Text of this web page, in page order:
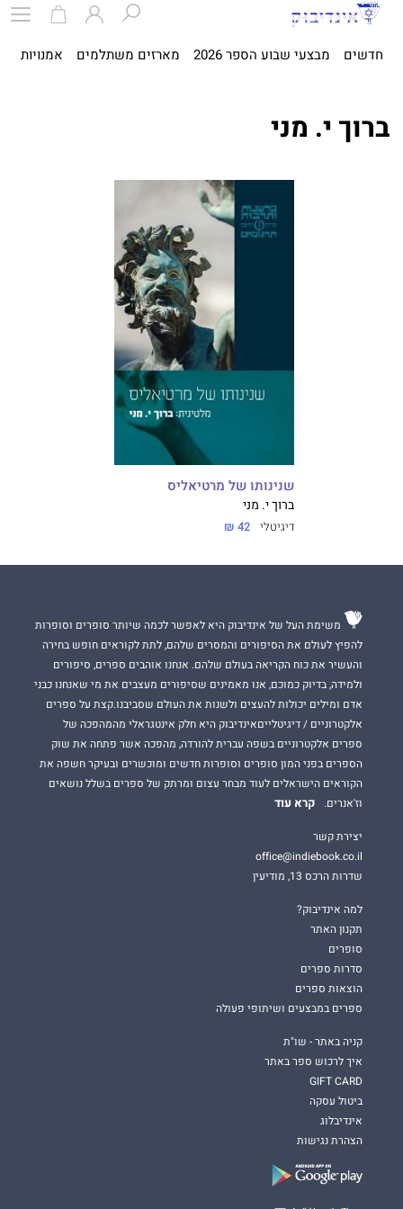
חדשים מבצעי שבוע הספר 2026 מארזים משתלמים אמנויות
ברוך י. מני
שנינותו של מרטיאליס
ברוך י. מני
דיגיטלי 42 ₪
משימת העל של אינדיבוק היא לאפשר לכמה שיותר סופרים וסופרות
להפיץ לעולם את הסיפורים והמסרים שלהם, לתת לקוראים חופש בחירה
והעשיר את כוח הקריאה בעולם שלהם. אנחנו אוהבים ספרים, סיפורים
ולמידה, בדיוק כמוכם, אנו מאמינים שסיפורים מעצבים את מי שאנחנו כבני
אדם ומילים יכולות להעצים ולשנות את העולם שסביבנו.קצת על ספרים
אלקטרוניים / דיגיטלייםאינדיבוק היא חלק אינטגראלי מהמהפכה של
ספרים אלקטרוניים בשפה עברית להורדה, מהפכה אשר פתחה את שוק
הספרים בפני המון סופרים וסופרות חדשים ומוכשרים ובעיקר חשפה את
הקוראים הישראלים לעוד מבחר עצום ומרתק של ספרים בשלל נושאים
וז'אנרים.
קרא עוד
יצירת קשר
office@indiebook.co.il
שדרות הרכס 13, מודיעין
למה אינדיבוק?
תקנון האתר
סופרים
סדרות ספרים
הוצאות ספרים
ספרים במבצעים ושיתופי פעולה
קניה באתר - שו"ת
איך לרכוש ספר באתר
GIFT CARD
ביטול עסקה
אינדיבלוג
הצהרת נגישות